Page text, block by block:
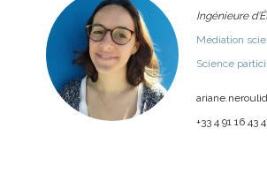
Ingénieure
Médiation
Science
+33 4 91 16 43